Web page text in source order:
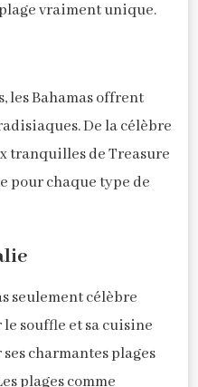
vraiment unique.
les Bahamas offrent
De la célèbre
tranquilles de Treasure
pour chaque type de
seulement célèbre
le souffle et sa cuisine
charmantes plages
plages comme